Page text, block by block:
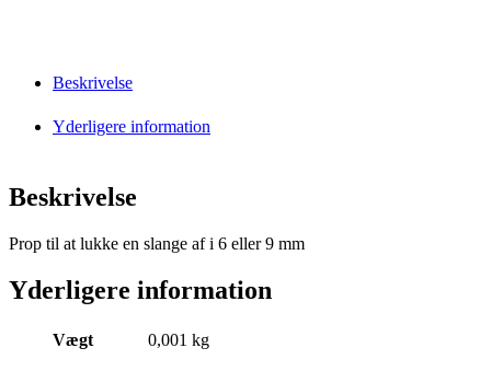
Beskrivelse
Yderligere information
Beskrivelse
Prop til at lukke en slange af i 6 eller 9 mm
Yderligere information
Vægt 0,001 kg